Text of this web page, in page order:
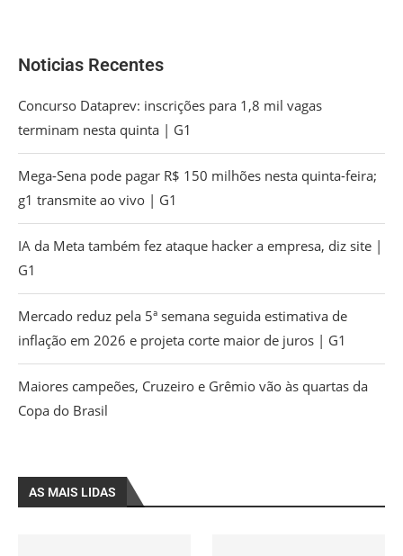
Noticias Recentes
Concurso Dataprev: inscrições para 1,8 mil vagas
terminam nesta quinta | G1
Mega-Sena pode pagar R$ 150 milhões nesta quinta-feira;
g1 transmite ao vivo | G1
IA da Meta também fez ataque hacker a empresa, diz site |
G1
Mercado reduz pela 5ª semana seguida estimativa de
inflação em 2026 e projeta corte maior de juros | G1
Maiores campeões, Cruzeiro e Grêmio vão às quartas da
Copa do Brasil
AS MAIS LIDAS